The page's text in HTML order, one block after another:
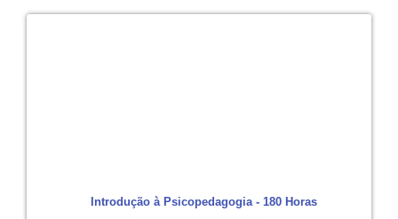
Introdução à Psicopedagogia - 180 Horas